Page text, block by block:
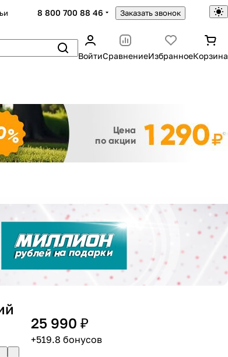
8 800 700 88 46 Заказать звонок
ВойтиСравнениеИзбранноеКорзина
25 990 ₽
+519.8 бонусов
Закрыть